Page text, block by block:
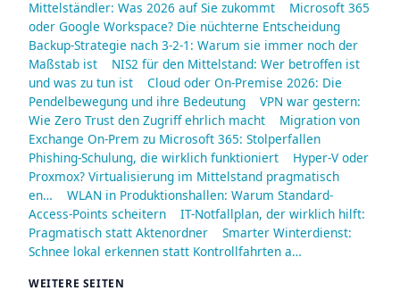
Mittelständler: Was 2026 auf Sie zukommt
Microsoft 365
oder Google Workspace? Die nüchterne Entscheidung
Backup-Strategie nach 3-2-1: Warum sie immer noch der
Maßstab ist
NIS2 für den Mittelstand: Wer betroffen ist
und was zu tun ist
Cloud oder On-Premise 2026: Die
Pendelbewegung und ihre Bedeutung
VPN war gestern:
Wie Zero Trust den Zugriff ehrlich macht
Migration von
Exchange On-Prem zu Microsoft 365: Stolperfallen
Phishing-Schulung, die wirklich funktioniert
Hyper-V oder
Proxmox? Virtualisierung im Mittelstand pragmatisch
en…
WLAN in Produktionshallen: Warum Standard-
Access-Points scheitern
IT-Notfallplan, der wirklich hilft:
Pragmatisch statt Aktenordner
Smarter Winterdienst:
Schnee lokal erkennen statt Kontrollfahrten a…
WEITERE SEITEN